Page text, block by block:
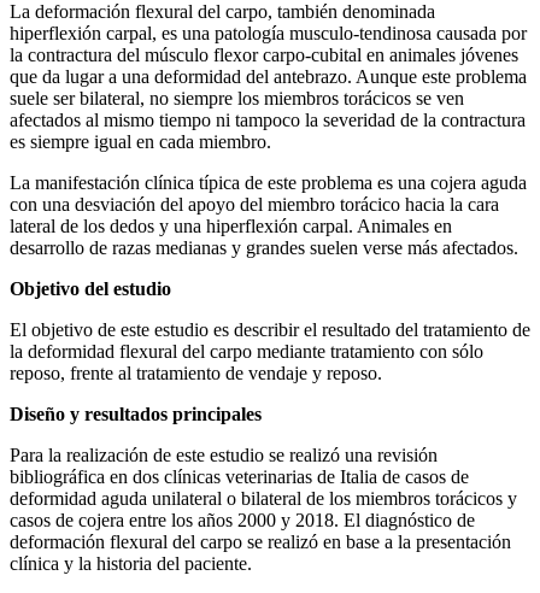
La deformación flexural del carpo, también denominada
hiperflexión carpal, es una patología musculo-tendinosa causada por
la contractura del músculo flexor carpo-cubital en animales jóvenes
que da lugar a una deformidad del antebrazo. Aunque este problema
suele ser bilateral, no siempre los miembros torácicos se ven
afectados al mismo tiempo ni tampoco la severidad de la contractura
es siempre igual en cada miembro.
La manifestación clínica típica de este problema es una cojera aguda
con una desviación del apoyo del miembro torácico hacia la cara
lateral de los dedos y una hiperflexión carpal. Animales en
desarrollo de razas medianas y grandes suelen verse más afectados.
Objetivo del estudio
El objetivo de este estudio es describir el resultado del tratamiento de
la deformidad flexural del carpo mediante tratamiento con sólo
reposo, frente al tratamiento de vendaje y reposo.
Diseño y resultados principales
Para la realización de este estudio se realizó una revisión
bibliográfica en dos clínicas veterinarias de Italia de casos de
deformidad aguda unilateral o bilateral de los miembros torácicos y
casos de cojera entre los años 2000 y 2018. El diagnóstico de
deformación flexural del carpo se realizó en base a la presentación
clínica y la historia del paciente.